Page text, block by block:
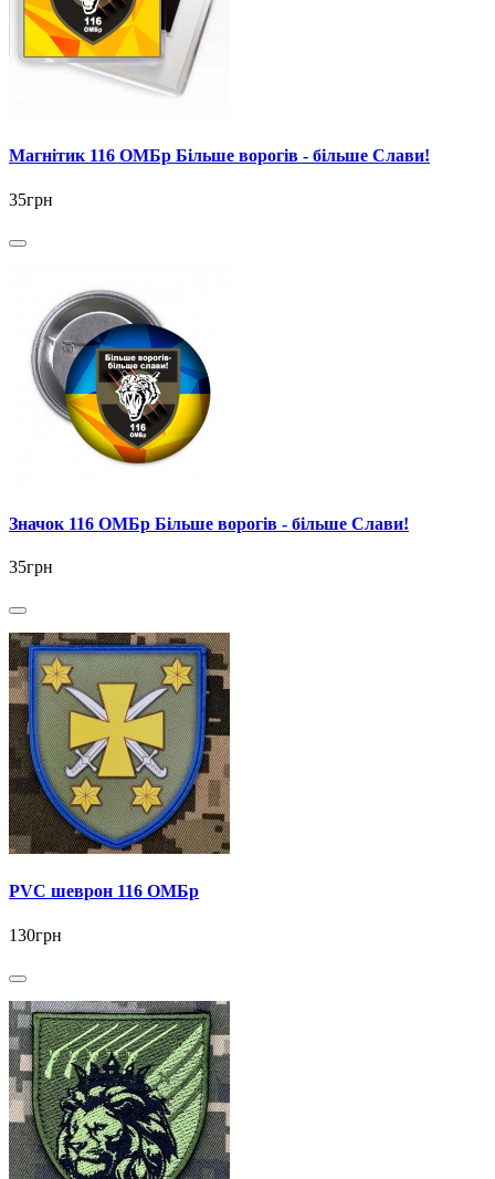
Магнітик 116 ОМБр Більше ворогів - більше Слави!
35грн
Значок 116 ОМБр Більше ворогів - більше Слави!
35грн
PVC шеврон 116 ОМБр
130грн